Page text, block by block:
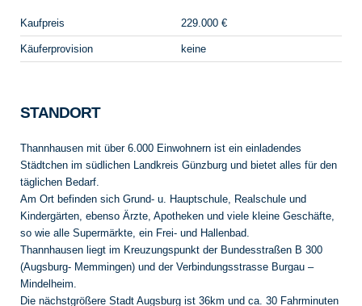
Kaufpreis 229.000 €
Käuferprovision keine
STANDORT
Thannhausen mit über 6.000 Einwohnern ist ein einladendes
Städtchen im südlichen Landkreis Günzburg und bietet alles für den
täglichen Bedarf.
Am Ort befinden sich Grund- u. Hauptschule, Realschule und
Kindergärten, ebenso Ärzte, Apotheken und viele kleine Geschäfte,
so wie alle Supermärkte, ein Frei- und Hallenbad.
Thannhausen liegt im Kreuzungspunkt der Bundesstraßen B 300
(Augsburg- Memmingen) und der Verbindungsstrasse Burgau –
Mindelheim.
Die nächstgrößere Stadt Augsburg ist 36km und ca. 30 Fahrminuten